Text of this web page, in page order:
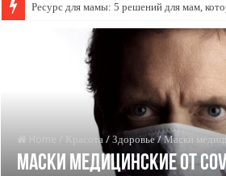
Ресурс для мамы: 5 решений для мам,
Home / Красота / Здоровье / Маски
Маски медицинские от